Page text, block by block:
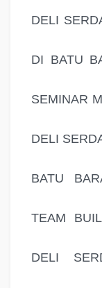
DELI
DI BATU
SEMINAR
DELI
BATU
TEAM
DELI